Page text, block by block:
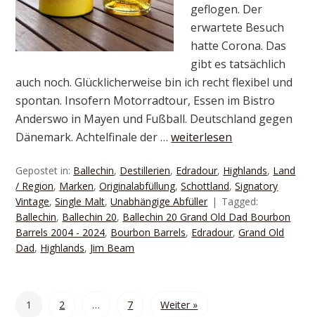
geflogen. Der
erwartete Besuch
hatte Corona. Das
gibt es tatsächlich
auch noch. Glücklicherweise bin ich recht flexibel und
spontan. Insofern Motorradtour, Essen im Bistro
Anderswo in Mayen und Fußball. Deutschland gegen
Dänemark. Achtelfinale der …weiterlesen
Gepostet in: Ballechin, Destillerien, Edradour, Highlands, Land
/ Region, Marken,Originalabfüllung,Schottland,Signatory
Vintage,Single Malt,Unabhängige Abfüller
Tagged:
Ballechin, Ballechin 20, Ballechin 20 Grand Old Dad Bourbon
Barrels 2004 - 2024, Bourbon Barrels, Edradour,Grand Old
Dad, Highlands, Jim Beam
1 2 … 7 Weiter »